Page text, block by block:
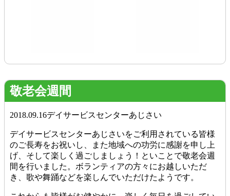
敬老会週間
2018.09.16デイサービスセンターあじさい
デイサービスセンターあじさいをご利用されている皆様
のご長寿をお祝いし、また地域への功労に感謝を申し上
げ、そして楽しく過ごしましょう！といことで敬老会週
間を行いました。ボランティアの方々にお越しいただ
き、歌や舞踊などを楽しんでいただけたようです。